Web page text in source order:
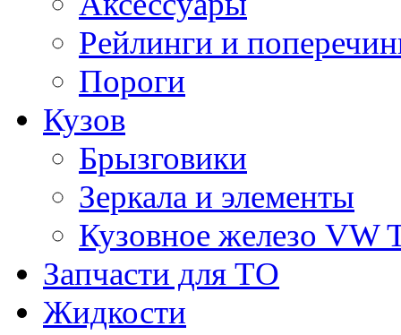
Рейлинги и
Пороги
Кузов
Брызговики
Зеркала и элементы
Кузовное железо VW
Запчасти для ТО
Жидкости